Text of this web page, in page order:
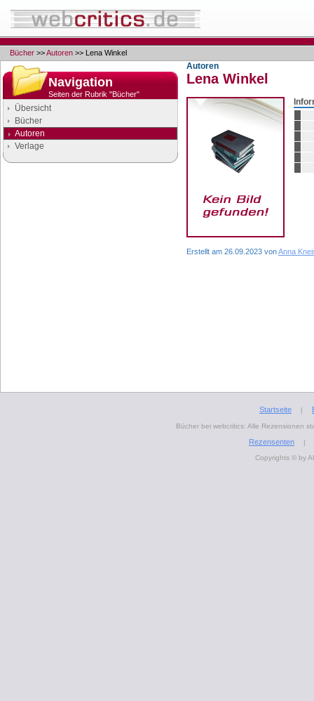
Bücher >>Autoren >> Lena Winkel
Navigation
Seiten der Rubrik "Bücher"
Übersicht
Bücher
Autoren
Verlage
Autoren
Lena Winkel
Erstellt am 26.09.2023 vonAnna
Startseite |
Bücher bei webcritics: Alle Rezensionen
Rezensenten
|
Copyrights © by